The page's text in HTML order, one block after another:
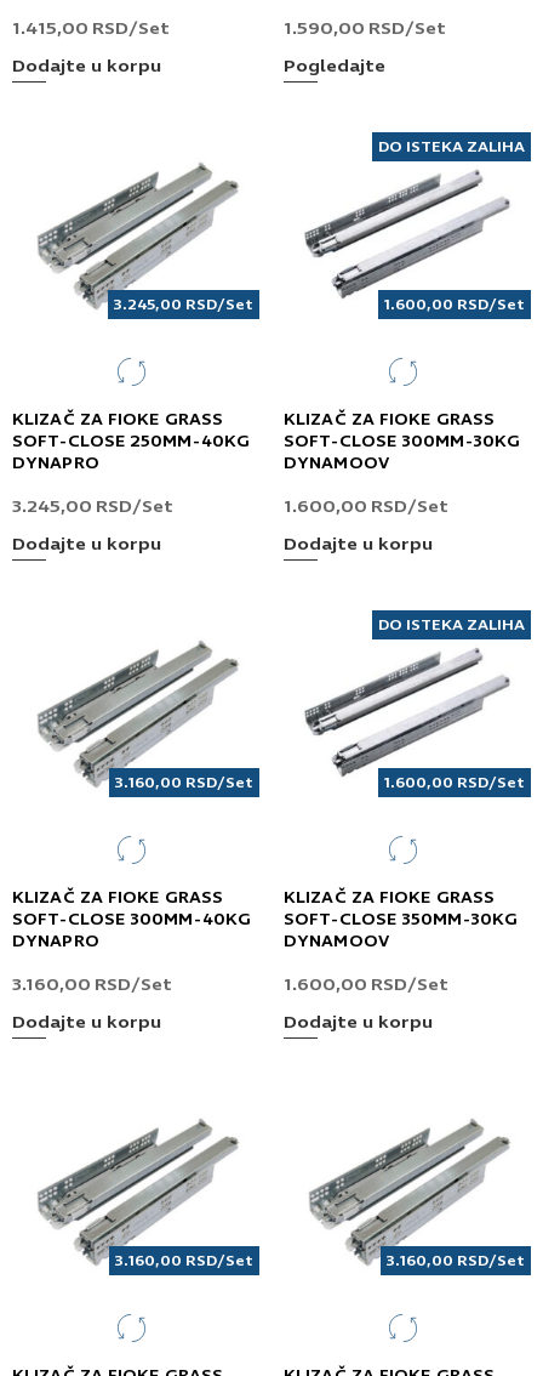
1.415,00 RSD/Set
Dodajte u korpu
1.590,00 RSD/Set
Pogledajte
3.245,00 RSD/Set
KLIZAČ ZA FIOKE GRASS
SOFT-CLOSE 250MM-40KG
DYNAPRO
3.245,00 RSD/Set
Dodajte u korpu
DO ISTEKA ZALIHA
1.600,00 RSD/Set
KLIZAČ ZA FIOKE GRASS
SOFT-CLOSE 300MM-30KG
DYNAMOOV
1.600,00 RSD/Set
Dodajte u korpu
3.160,00 RSD/Set
KLIZAČ ZA FIOKE GRASS
SOFT-CLOSE 300MM-40KG
DYNAPRO
3.160,00 RSD/Set
Dodajte u korpu
DO ISTEKA ZALIHA
1.600,00 RSD/Set
KLIZAČ ZA FIOKE GRASS
SOFT-CLOSE 350MM-30KG
DYNAMOOV
1.600,00 RSD/Set
Dodajte u korpu
3.160,00 RSD/Set 3.160,00 RSD/Set